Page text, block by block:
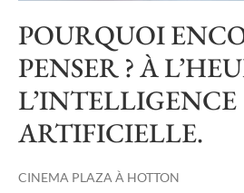
POURQUOI
PENSER ? À
L’INTELLIGENCE
ARTIFICIELLE.
CINEMA PLAZA À HOTTON